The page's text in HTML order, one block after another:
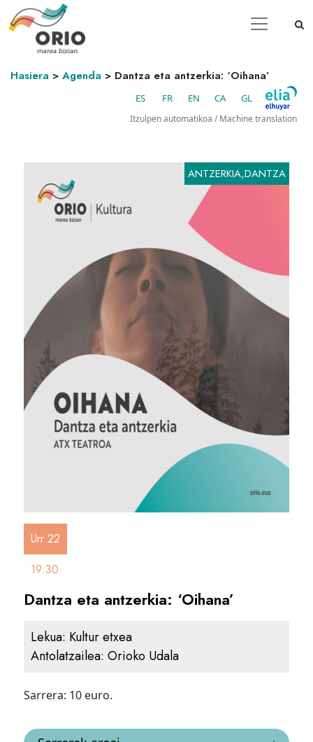
Hasiera > Agenda > Dantza eta antzerkia: ‘Oihana’
ES FR EN CA GL
Itzulpen automatikoa / Machine translation
ANTZERKIA,DANTZA
Urr 22
19:30
Dantza eta antzerkia: ‘Oihana’
Lekua: Kultur etxea
Antolatzailea:Orioko Udala
Sarrera: 10 euro.